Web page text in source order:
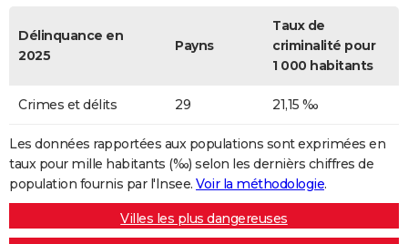
Délinquance en
2025
Payns
Taux de
criminalité pour
1 000 habitants
Crimes et délits 29 21,15 ‰
Les données rapportées aux populations sont exprimées en
taux pour mille habitants (‰) selon les dernièrs chiffres de
population fournis par l'Insee. Voir la méthodologie.
Villes les plus dangereuses